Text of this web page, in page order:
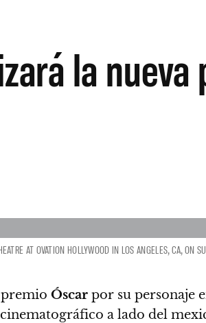
la
AT OVATION HOLLYWOOD IN LOS ANGELES, CA, ON
premio Óscar por su personaje
a lado del